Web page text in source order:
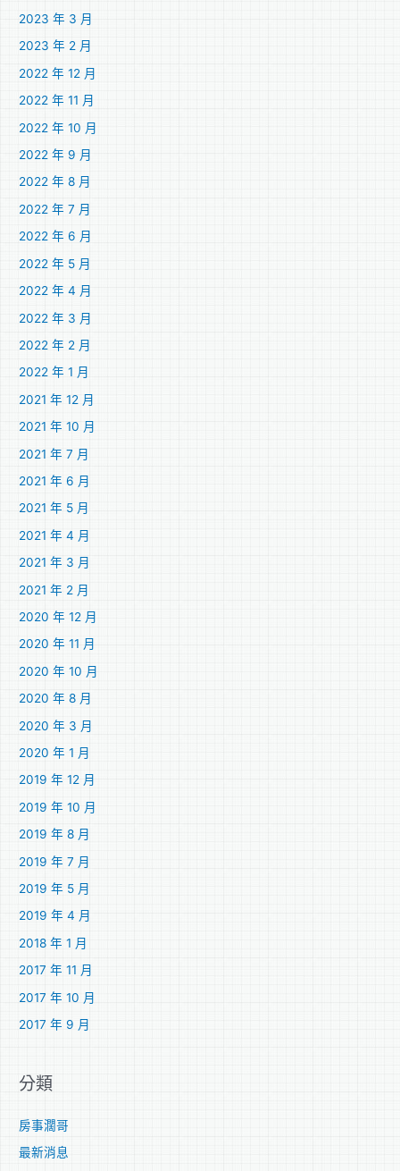
2023 年 3 月
2023 年 2 月
2022 年 12 月
2022 年 11 月
2022 年 10 月
2022 年 9 月
2022 年 8 月
2022 年 7 月
2022 年 6 月
2022 年 5 月
2022 年 4 月
2022 年 3 月
2022 年 2 月
2022 年 1 月
2021 年 12 月
2021 年 10 月
2021 年 7 月
2021 年 6 月
2021 年 5 月
2021 年 4 月
2021 年 3 月
2021 年 2 月
2020 年 12 月
2020 年 11 月
2020 年 10 月
2020 年 8 月
2020 年 3 月
2020 年 1 月
2019 年 12 月
2019 年 10 月
2019 年 8 月
2019 年 7 月
2019 年 5 月
2019 年 4 月
2018 年 1 月
2017 年 11 月
2017 年 10 月
2017 年 9 月
分類
房事濶哥
最新消息